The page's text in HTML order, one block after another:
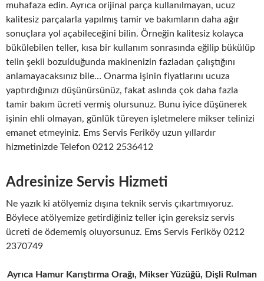
muhafaza edin. Ayrıca orijinal parça kullanılmayan, ucuz
kalitesiz parçalarla yapılmış tamir ve bakımların daha ağır
sonuçlara yol açabileceğini bilin. Örneğin kalitesiz kolayca
bükülebilen teller, kısa bir kullanım sonrasında eğilip bükülüp
telin şekli bozulduğunda makinenizin fazladan çalıştığını
anlamayacaksınız bile… Onarma işinin fiyatlarını ucuza
yaptırdığınızı düşünürsünüz, fakat aslında çok daha fazla
tamir bakım ücreti vermiş olursunuz. Bunu iyice düşünerek
işinin ehli olmayan, günlük türeyen işletmelere mikser telinizi
emanet etmeyiniz. Ems Servis Feriköy uzun yıllardır
hizmetinizde Telefon 0212 2536412
Adresinize Servis Hizmeti
Ne yazık ki atölyemiz dışına teknik servis çıkartmıyoruz.
Böylece atölyemize getirdiğiniz teller için gereksiz servis
ücreti de ödememiş oluyorsunuz. Ems Servis Feriköy 0212
2370749
Ayrıca Hamur Karıştırma Orağı, Mikser Yüzüğü, Dişli Rulman